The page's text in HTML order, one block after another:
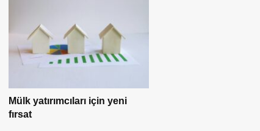
Mülk yatırımcıları için yeni
fırsat